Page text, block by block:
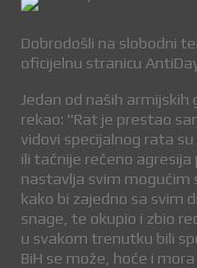
Dobrodošli na slobodni
oficijelnu stranicu
Jedan od naših
rekao: "Rat je prestao
vidovi specijalnog rata su
ili tačnije rečeno agresija
nastavlja svim
kako bi zajedno sa svim
snage, te okupio i zbio
u svakom trenutku bili
BiH se može, hoće i